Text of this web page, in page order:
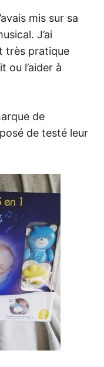
mis sur sa
J’ai
très pratique
ou l’aider à
de
de testé leur